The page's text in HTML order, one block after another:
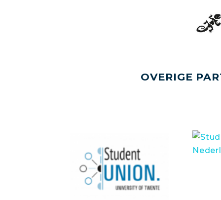
OVERIGE